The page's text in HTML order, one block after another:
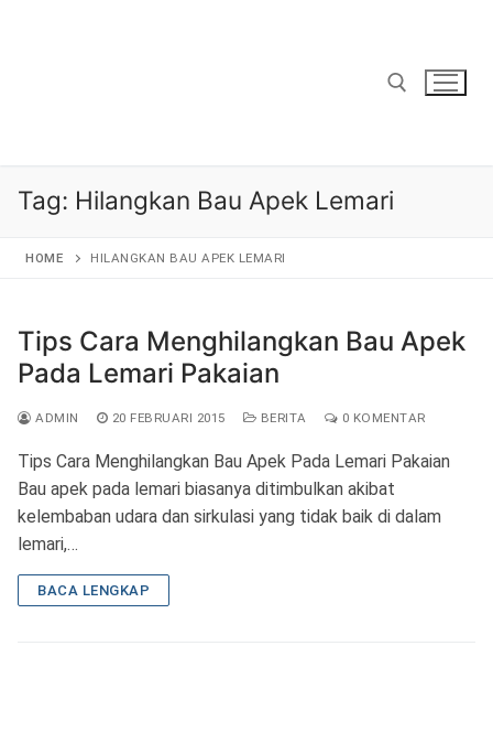
Tag: Hilangkan Bau Apek Lemari
HOME HILANGKAN BAU APEK LEMARI
Tips Cara Menghilangkan Bau Apek
Pada Lemari Pakaian
ADMIN 20 FEBRUARI 2015 BERITA 0 KOMENTAR
Tips Cara Menghilangkan Bau Apek Pada Lemari Pakaian
Bau apek pada lemari biasanya ditimbulkan akibat
kelembaban udara dan sirkulasi yang tidak baik di dalam
lemari,…
BACA LENGKAP